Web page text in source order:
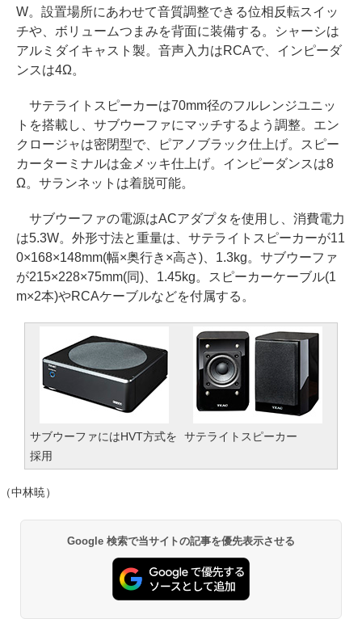
W。設置場所にあわせて音質調整できる位相反転スイッ
チや、ボリュームつまみを背面に装備する。シャーシは
アルミダイキャスト製。音声入力はRCAで、インピーダ
ンスは4Ω。
サテライトスピーカーは70mm径のフルレンジユニッ
トを搭載し、サブウーファにマッチするよう調整。エン
クロージャは密閉型で、ピアノブラック仕上げ。スピー
カーターミナルは金メッキ仕上げ。インピーダンスは8
Ω。サランネットは着脱可能。
サブウーファの電源はACアダプタを使用し、消費電力
は5.3W。外形寸法と重量は、サテライトスピーカーが11
0×168×148mm(幅×奥行き×高さ)、1.3kg。サブウーファ
が215×228×75mm(同)、1.45kg。スピーカーケーブル(1
m×2本)やRCAケーブルなどを付属する。
サブウーファにはHVT方式を
採用
サテライトスピーカー
（中林暁）
Google 検索で当サイトの記事を優先表示させる